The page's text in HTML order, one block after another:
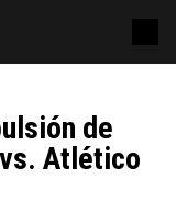
de
Atlético